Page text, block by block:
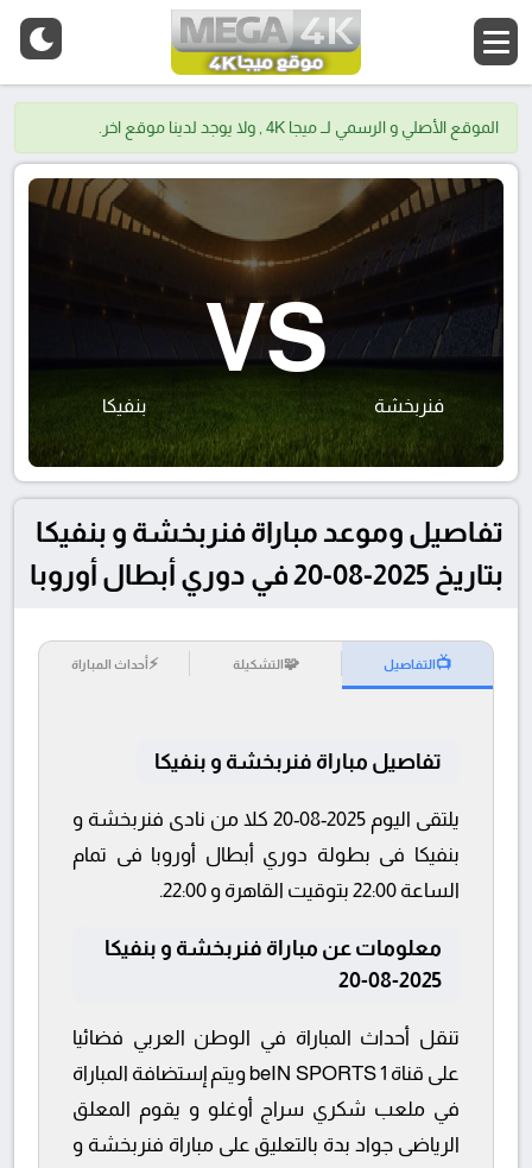
الموقع الأصلي و الرسمي لــ ميجا 4K , ولا يوجد لدينا موقع اخر.
فنربخشة
VS
بنفيكا
تفاصيل وموعد مباراة فنربخشة و بنفيكا
بتاريخ 2025-08-20 في دوري أبطال أوروبا
📺التفاصيل 🧩التشكيلة ⚡أحداث المباراة
تفاصيل مباراة فنربخشة و بنفيكا
يلتقى اليوم 2025-08-20 كلا من نادى فنربخشة و
بنفيكا فى بطولة دوري أبطال أوروبا فى تمام
الساعة 22:00 بتوقيت القاهرة و 22:00.
معلومات عن مباراة فنربخشة و بنفيكا
2025-08-20
تنقل أحداث المباراة في الوطن العربي فضائيا
على قناة beIN SPORTS 1 ويتم إستضافة المباراة
في ملعب شكري سراج أوغلو و يقوم المعلق
الرياضى جواد بدة بالتعليق على مباراة فنربخشة و